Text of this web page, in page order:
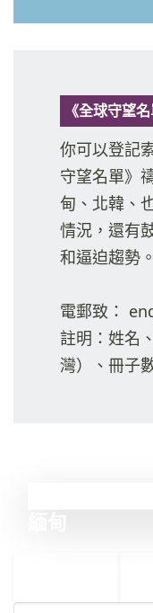
《全球守望
你可以登記
守望名單》
甸、北韓、
情況，還有
和逼迫趨勢。
電郵致：
註明：姓名
灣）、冊子